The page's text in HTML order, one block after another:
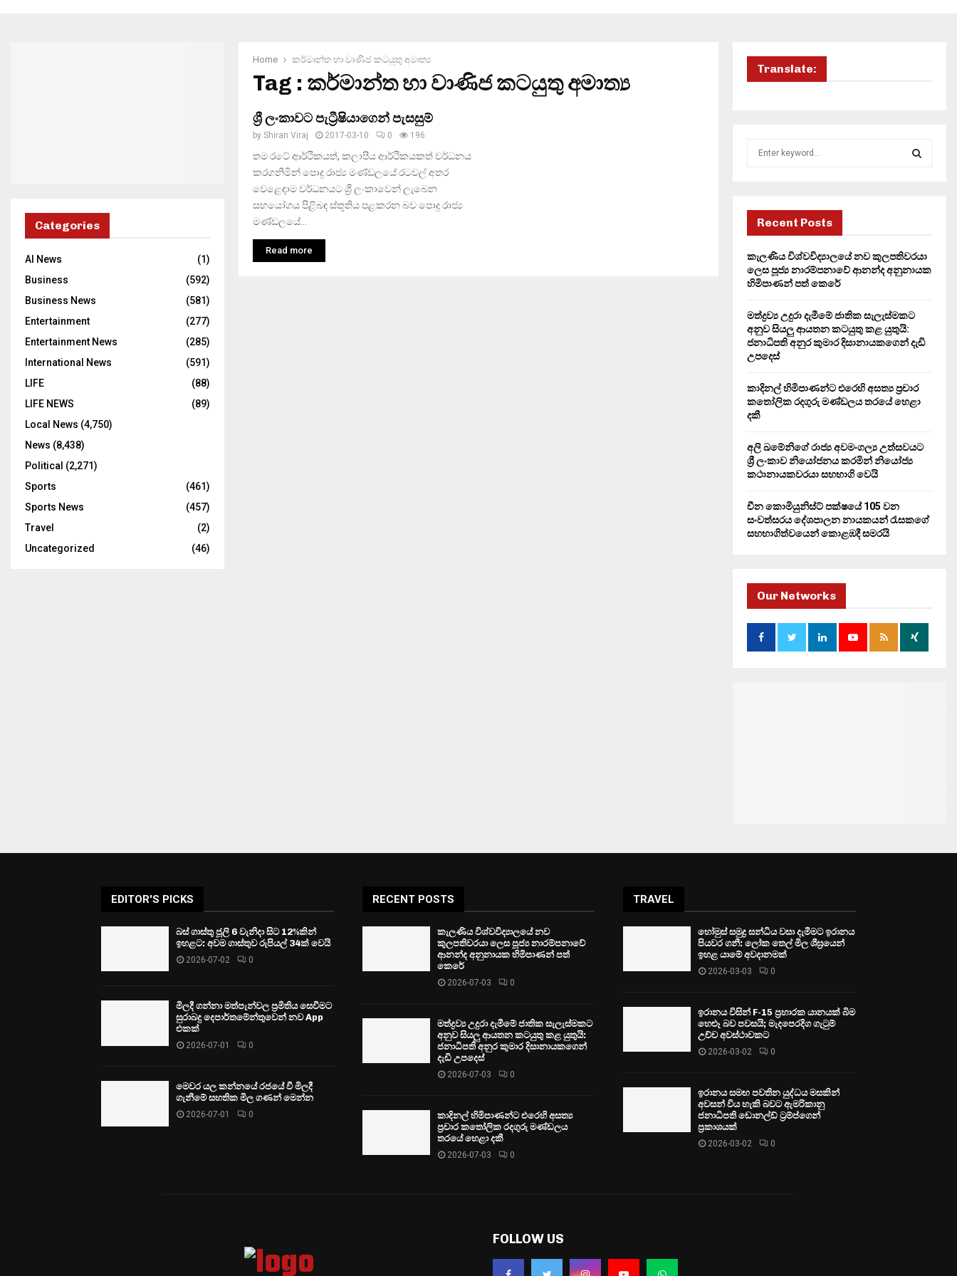
Home කර්මාන්ත හා වාණිජ කටයුතු අමාත්‍ය
Tag : කර්මාන්ත හා වාණිජ කටයුතු අමාත්‍ය
ශ්‍රී ලංකාවට පැට්‍රීෂියාගෙන් පැසසුම්
by Shiran Viraj 2017-03-10 0 196
තම රටේ ආර්ථිකයත්, කලාපීය ආර්ථිකයකත් වර්ධනය
කරගනිමින් පොදු රාජ්‍ය මණ්ඩලයේ රටවල් අතර
වෙළෙඳාම වර්ධනයට ශ්‍රී ලංකාවෙන් ලැබෙන
සහයෝගය පිළිබඳ ස්තූතිය පළකරන බව පොදු රාජ්‍ය
මණ්ඩලයේ...
Read more
Categories
AI News
(1)
Business
(592)
Business News
(581)
Entertainment
(277)
Entertainment News
(285)
International News
(591)
LIFE
(88)
LIFE NEWS
(89)
Local News (4,750)
News (8,438)
Political (2,271)
Sports
(461)
Sports News
(457)
Travel
(2)
Uncategorized
(46)
Translate:
f
r
:
R
Recent Posts
කැලණිය විශ්වවිද්‍යාලයේ නව කුලපතිවරයා
ලෙස පූජ්‍ය නාරම්පනාවේ ආනන්ද අනුනායක
හිමිපාණන් පත් කෙරේ
මත්ද්‍රව්‍ය උදුරා දැමීමේ ජාතික සැලැස්මකට
අනුව සියලු ආයතන කටයුතු කළ යුතුයි:
ජනාධිපති අනුර කුමාර දිසානායකගෙන් දැඩි
උපදෙස්
කාදිනල් හිමිපාණන්ට එරෙහි අසත්‍ය ප්‍රචාර
කතෝලික රදගුරු මණ්ඩලය තරයේ හෙළා
දකී
අලි ඛමේනිගේ රාජ්‍ය අවමංගල්‍ය උත්සවයට
ශ්‍රී ලංකාව නියෝජනය කරමින් නියෝජ්‍ය
කථානායකවරයා සහභාගි වෙයි
චීන කොමියුනිස්ට් පක්ෂයේ 105 වන
සංවත්සරය දේශපාලන නායකයන් රැසකගේ
සහභාගිත්වයෙන් කොළඹදී සමරයි
Our Networks
EDITOR'S PICKS
බස් ගාස්තු ජූලි 6 වැනිදා සිට 12%කින්
ඉහළට: අවම ගාස්තුව රුපියල් 34ක් වෙයි
2026-07-02 0
මිලදී ගන්නා මත්පැන්වල ප්‍රමිතිය සෙවීමට
සුරාබදු දෙපාර්තමේන්තුවෙන් නව App
එකක්
2026-07-01 0
මෙවර යල කන්නයේ රජයේ වී මිලදී
ගැනීමේ සහතික මිල ගණන් මෙන්න
2026-07-01 0
RECENT POSTS
කැලණිය විශ්වවිද්‍යාලයේ නව
කුලපතිවරයා ලෙස පූජ්‍ය නාරම්පනාවේ
ආනන්ද අනුනායක හිමිපාණන් පත්
කෙරේ
2026-07-03 0
මත්ද්‍රව්‍ය උදුරා දැමීමේ ජාතික සැලැස්මකට
අනුව සියලු ආයතන කටයුතු කළ යුතුයි:
ජනාධිපති අනුර කුමාර දිසානායකගෙන්
දැඩි උපදෙස්
2026-07-03 0
කාදිනල් හිමිපාණන්ට එරෙහි අසත්‍ය
ප්‍රචාර කතෝලික රදගුරු මණ්ඩලය
තරයේ හෙළා දකී
2026-07-03 0
TRAVEL
හෝමුස් සමුද්‍ර සන්ධිය වසා දැමීමට ඉරානය
පියවර ගනී: ලෝක තෙල් මිල ශීඝ්‍රයෙන්
ඉහළ යාමේ අවදානමක්
2026-03-03 0
ඉරානය විසින් F-15 ප්‍රහාරක යානයක් බිම
හෙළූ බව පවසයි; මැදපෙරදිග ගැටුම්
උච්ච අවස්ථාවකට
2026-03-02 0
ඉරානය සමඟ පවතින යුද්ධය මසකින්
අවසන් විය හැකි බවට ඇමරිකානු
ජනාධිපති ඩොනල්ඩ් ට්‍රම්ප්ගෙන්
ප්‍රකාශයක්
2026-03-02 0
FOLLOW US